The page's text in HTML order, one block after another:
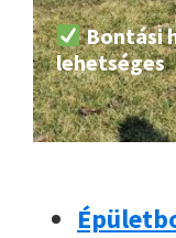
Bontási
lehetséges